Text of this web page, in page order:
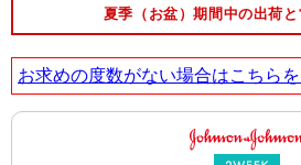
夏季（お盆）期間中の出荷
お求めの度数がない場合はこちら